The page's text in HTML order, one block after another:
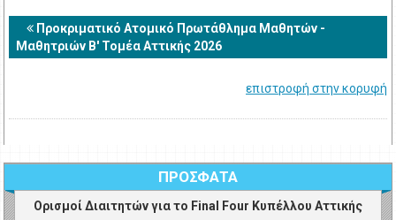
Προκριματικό Ατομικό Πρωτάθλημα Μαθητών -
Μαθητριών Β' Τομέα Αττικής 2026
επιστροφή στην κορυφή
ΠΡΟΣΦΑΤΑ
Ορισμοί Διαιτητών για το Final Four Κυπέλλου Αττικής